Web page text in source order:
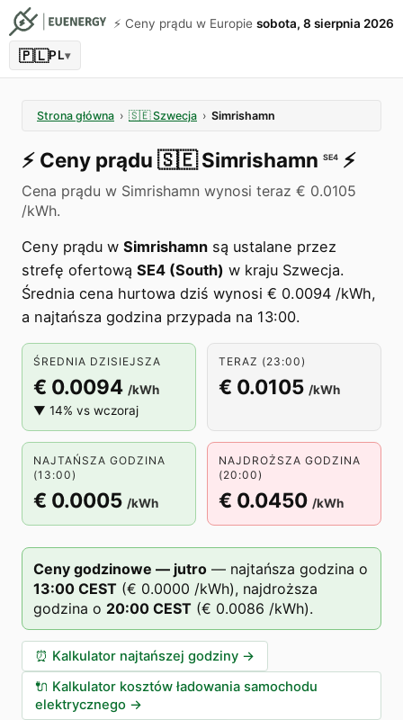
⚡️ Ceny prądu w Europie sobota, 8 sierpnia 2026
🇵🇱PL▾
Strona główna › 🇸🇪 Szwecja › Simrishamn
⚡️ Ceny prądu 🇸🇪 Simrishamn SE4 ⚡️
Cena prądu w Simrishamn wynosi teraz € 0.0105
/kWh.
Ceny prądu w Simrishamn są ustalane przez
strefę ofertową SE4 (South) w kraju Szwecja.
Średnia cena hurtowa dziś wynosi € 0.0094 /kWh,
a najtańsza godzina przypada na 13:00.
ŚREDNIA DZISIEJSZA
€ 0.0094 /kWh
▼ 14% vs wczoraj
TERAZ (23:00)
€ 0.0105 /kWh
NAJTAŃSZA GODZINA
(13:00)
€ 0.0005 /kWh
NAJDROŻSZA GODZINA
(20:00)
€ 0.0450 /kWh
Ceny godzinowe — jutro — najtańsza godzina o
13:00 CEST (€ 0.0000 /kWh), najdroższa
godzina o 20:00 CEST (€ 0.0086 /kWh).
⏰ Kalkulator najtańszej godziny →
🔌 Kalkulator kosztów ładowania samochodu
elektrycznego →